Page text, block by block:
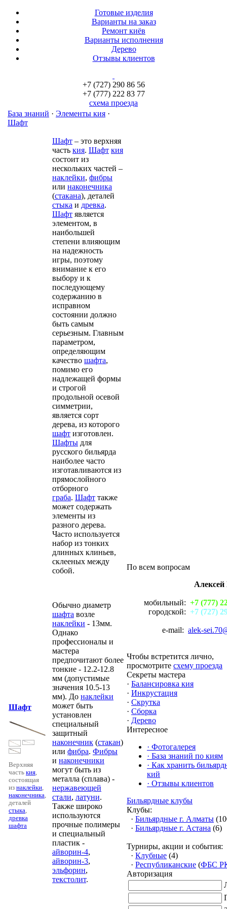
Готовые изделия
Варианты на заказ
Ремонт киёв
Варианты исполнения
Дерево
Отзывы клиентов
+7 (727) 290 86 56
+7 (777) 222 83 77
схема проезда
База знаний · Элементы кия ·
Шафт
Шафт
Верхняя
часть кия,
состоящая
из наклейки,
наконечника,
деталей
стыка,
древка
шафта
Шафт – это верхняя
часть кия. Шафт кия
состоит из
нескольких частей –
наклейки, фибры
или наконечника
(стакана), деталей
стыка и древка.
Шафт является
элементом, в
наибольшей
степени влияющим
на надежность
игры, поэтому
внимание к его
выбору и к
последующему
содержанию в
исправном
состоянии должно
быть самым
серьезным. Главным
параметром,
определяющим
качество шафта,
помимо его
надлежащей формы
и строгой
продольной осевой
симметрии,
является сорт
дерева, из которого
шафт изготовлен.
Шафты для
русского бильярда
наиболее часто
изготавливаются из
прямослойного
отборного
граба. Шафт также
может содержать
элементы из
разного дерева.
Часто используется
набор из тонких
длинных клиньев,
склееных между
собой.
Обычно диаметр
шафта возле
наклейки - 13мм.
Однако
профессионалы и
мастера
предпочитают более
тонкие - 12.2-12.8
мм (допустимые
значения 10.5-13
мм). До наклейки
может быть
установлен
специальный
защитный
наконечник (стакан)
или фибра. Фибры
и наконечники
могут быть из
металла (сплава) -
нержавеющей
стали, латуни.
Также широко
используются
прочные полимеры
и специальный
пластик -
айворин-4,
айворин-3,
эльфорин,
текстолит.
По всем вопросам
мобильный: +7 (777)
городской: +7 (727)
e-mail: alek-
Чтобы встретится лично,
просмотрите схему проезда
Секреты мастера
· Балансировка кия
· Инкрустация
· Скрутка
· Сборка
· Дерево
Интересное
· Фотогалерея
· База знаний по киям
· Как хранить
кий
· Отзывы клиентов
Бильярдные клубы
Клубы:
· Бильярдные г. Алматы
· Бильярдные г. Астана (6)
Турниры, акции и события:
· Клубные (4)
· Республиканские (ФБС
Авторизация